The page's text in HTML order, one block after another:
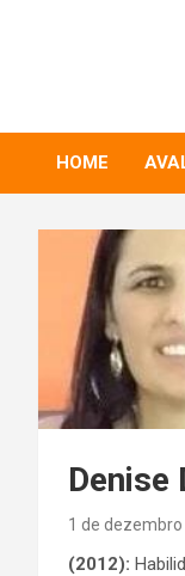
HOME
Denise
1 de
(2012):